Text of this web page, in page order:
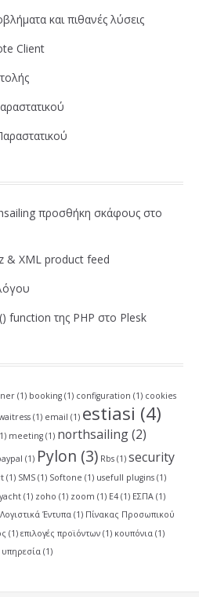
και πιθανές λύσεις
Client
προσθήκη σκάφους στο
& XML product feed
function της PHP στο Plesk
(1) booking (1) configuration (1) cookies
(1) email (1) estiasi (4)
meeting (1) northsailing(2)
(1) Pylon (3) Rbs (1) security
(1) SMS (1) Softone (1) usefull plugins (1)
yacht (1) zoho (1) zoom (1) Ε4 (1) ΕΣΠΑ (1)
Λογιστικά Έντυπα (1) Πίνακας Προσωπικού
(1) επιλογές προϊόντων (1) κουπόνια (1)
υπηρεσία (1)